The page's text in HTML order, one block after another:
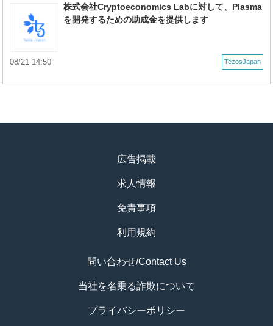
株式会社Cryptoeconomics Labに対して、Plasma
を開発するための助成金を提供します
TezosJapan
08/21 14:50
広告掲載
求人情報
免責事項
利用規約
問い合わせ/Contact Us
当社を名乗る詐欺について
プライバシーポリシー